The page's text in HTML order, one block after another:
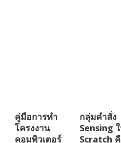
คู่มือการทำ
โครงงาน
คอมพิวเตอร์
กลุ่มคำสั่ง
Sensing
Scratch